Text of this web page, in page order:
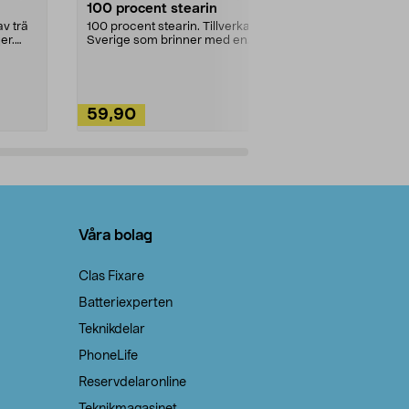
trä
100 procent stearin
100 procent stearin. Tillverkade i
Sverige som brinner med en
59,90
Våra bolag
Clas Fixare
Batteriexperten
Teknikdelar
PhoneLife
Reservdelaronline